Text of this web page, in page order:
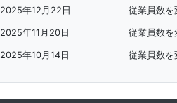
2025年12月22日 従業員数を
2025年11月20日 従業員数を
2025年10月14日 従業員数を